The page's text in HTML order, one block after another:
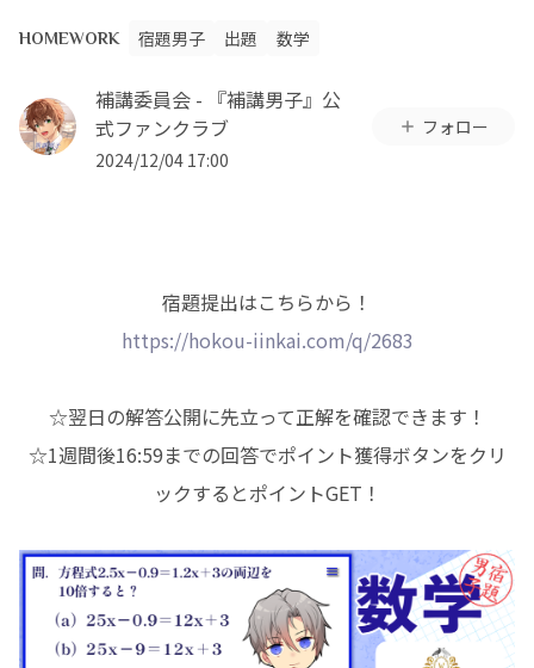
HOMEWORK 宿題男子 出題 数学
補講委員会 - 『補講男子』公
式ファンクラブ
2024/12/04 17:00
フォロー
宿題提出はこちらから！
https://hokou-iinkai.com/q/2683
☆翌日の解答公開に先立って正解を確認できます！
☆1週間後16:59までの回答でポイント獲得ボタンをクリ
ックするとポイントGET！